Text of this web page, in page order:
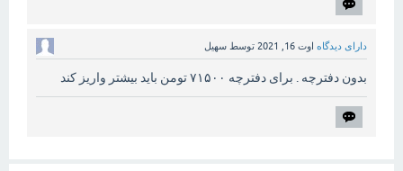
دارای دیدگاه اوت 16, 2021 توسط سهیل
بدون دفترچه . برای دفترچه ۷۱۵۰۰ تومن باید بیشتر واریز کند